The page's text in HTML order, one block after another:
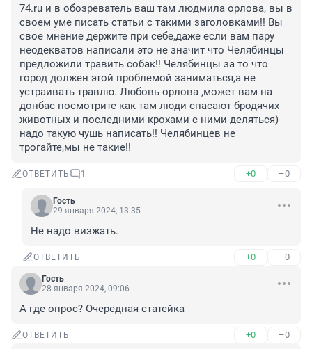
74.ru и в обозреватель ваш там людмила орлова, вы в
своем уме писать статьи с такими заголовками!! Вы
свое мнение держите при себе,даже если вам пару
неодекватов написали это не значит что Челябинцы
предложили травить собак!! Челябинцы за то что
город должен этой проблемой заниматься,а не
устраивать травлю. Любовь орлова ,может вам на
донбас посмотрите как там люди спасают бродячих
животных и последними крохами с ними деляться)
надо такую чушь написать!! Челябинцев не
трогайте,мы не такие!!
ОТВЕТИТЬ 1 +0 –0
Гость
29 января 2024, 13:35
Не надо визжать.
ОТВЕТИТЬ +0 –0
Гость
28 января 2024, 09:06
А где опрос? Очередная статейка
ОТВЕТИТЬ +0 –0